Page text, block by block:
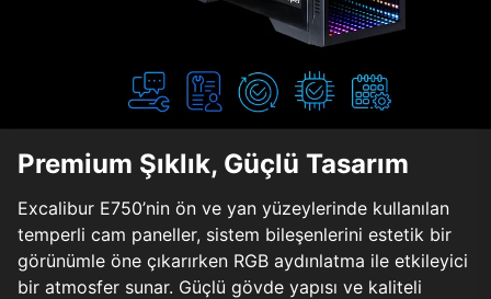
Premium Şıklık, Güçlü Tasarım
Excalibur E750’nin ön ve yan yüzeylerinde kullanılan
temperli cam paneller, sistem bileşenlerini estetik bir
görünümle öne çıkarırken RGB aydınlatma ile etkileyici
bir atmosfer sunar. Güçlü gövde yapısı ve kaliteli